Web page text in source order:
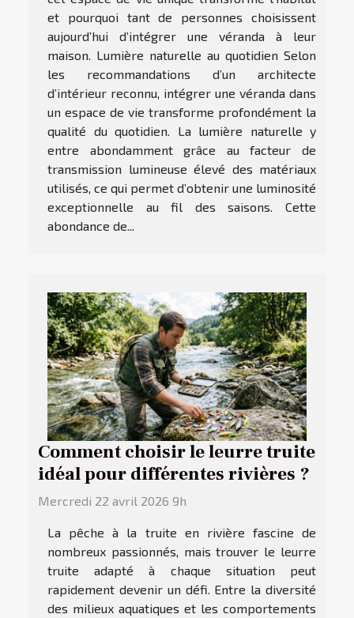
et pourquoi tant de personnes choisissent
aujourd’hui d’intégrer une véranda à leur
maison. Lumière naturelle au quotidien Selon
les recommandations d’un architecte
d’intérieur reconnu, intégrer une véranda dans
un espace de vie transforme profondément la
qualité du quotidien. La lumière naturelle y
entre abondamment grâce au facteur de
transmission lumineuse élevé des matériaux
utilisés, ce qui permet d’obtenir une luminosité
exceptionnelle au fil des saisons. Cette
abondance de...
Comment choisir le leurre truite
idéal pour différentes rivières ?
Mercredi 22 avril 2026 9h
La pêche à la truite en rivière fascine de
nombreux passionnés, mais trouver le leurre
truite adapté à chaque situation peut
rapidement devenir un défi. Entre la diversité
des milieux aquatiques et les comportements